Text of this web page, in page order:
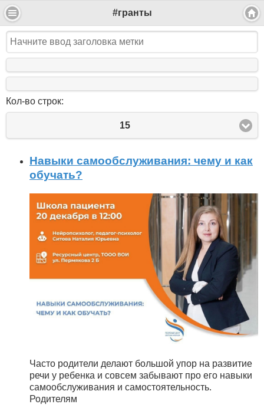
#гранты
Кол-во строк:
15
Навыки самообслуживания: чему и как
обучать?
Часто родители делают большой упор на развитие
речи у ребенка и совсем забывают про его навыки
самообслуживания и самостоятельность.
Родителям